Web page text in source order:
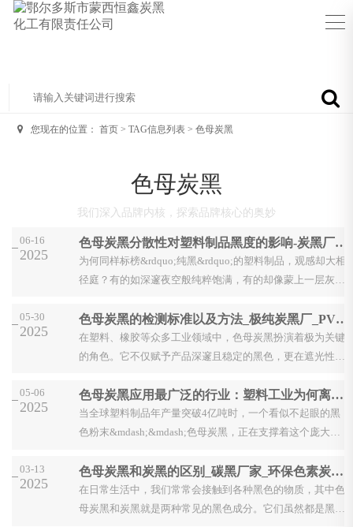
您现在的位置：首页 > TAG信息列表 > 色母炭黑
色母炭黑
我们深入品牌内核，探索品牌核心的奥妙
06-16
2025
色母炭黑分散性对塑料制品黑度的影响-炭黑厂家-鄂尔多斯市蒙西恒鑫炭黑化工
为何同样标榜&rdquo;纯黑&rdquo;的塑料制品，观感却大相
径庭？有的如深邃夜空般纯粹饱满，有的却像蒙上一层灰雾
者看不...
05-30
2025
色母炭黑的检测标准以及方法_极纯炭黑厂_PVC炭黑_蒙西恒鑫炭黑化工
在塑料、橡胶等众多工业领域中，色母炭黑扮演着极为关键
的角色。它不仅赋予产品深邃且稳定的黑色，更在遮光性、
黑...
05-06
2025
色母炭黑应用最广泛的行业：塑料工业为何离不开它？
当全球塑料制品年产量突破4亿吨时，一个看似不起眼的黑
色粉末&mdash;&mdash;色母炭黑，正在支撑着这个庞大产
之...
03-13
2025
色母炭黑和炭黑的区别_碳黑厂家_环保色素炭黑_恒鑫炭黑化工
在日常生活中，我们常常会接触到各种黑色的物质，其中色
母炭黑和炭黑就是两种常见的黑色成分。它们虽然都是黑色